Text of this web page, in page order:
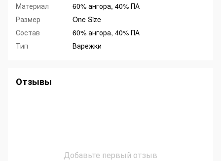
Материал
60% ангора, 40% ПА
Размер
One Size
Состав
60% ангора, 40% ПА
Тип
Варежки
Отзывы
Добавьте первый отзыв